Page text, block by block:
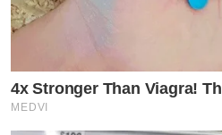
4x Stronger Than Viagra!
MEDVI